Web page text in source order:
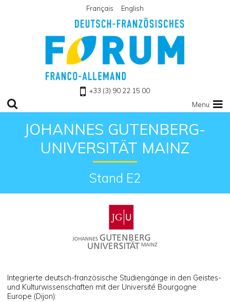
Zu Homepage
Français English
+33 (3) 90 22 15 00
Menu
JOHANNES GUTENBERG-
UNIVERSITÄT MAINZ
Stand E2
Integrierte deutsch-französische Studiengänge in den Geistes-
und Kulturwissenschaften mit der Université Bourgogne
Europe (Dijon):